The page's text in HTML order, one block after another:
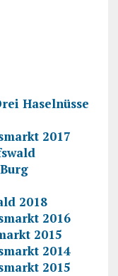
Haselnüsse
2017
2018
2016
2015
2014
2015